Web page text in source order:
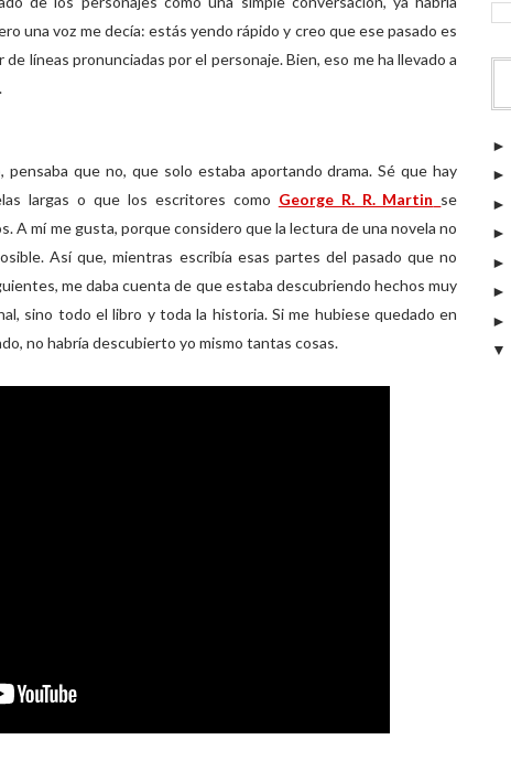
una voz me decía: estás yendo rápido y creo que ese pasado es
líneas pronunciadas por el personaje. Bien, eso me ha llevado a
pensaba que no, que solo estaba aportando drama. Sé que hay
largas o que los escritores como George R. R. Martin se
A mí me gusta, porque considero que la lectura de una novela no
Así que, mientras escribía esas partes del pasado que no
me daba cuenta de que estaba descubriendo hechos muy
sino todo el libro y toda la historia. Si me hubiese quedado en
no habría descubierto yo mismo tantas cosas.
►
►
►
►
►
►
►
▼